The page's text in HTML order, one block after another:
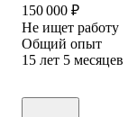
150 000 ₽
Не ищет работу
Общий опыт
15 лет 5 месяцев